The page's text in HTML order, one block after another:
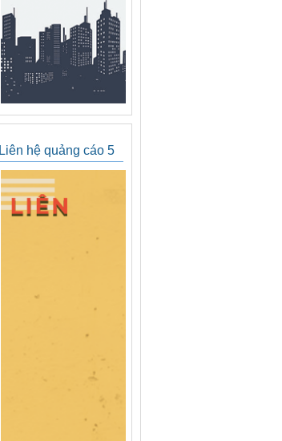
Liên hệ quảng cáo 5